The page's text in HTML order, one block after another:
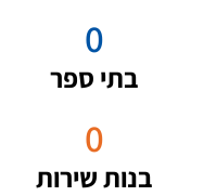
בתי ספר
0
בנות שירות
0